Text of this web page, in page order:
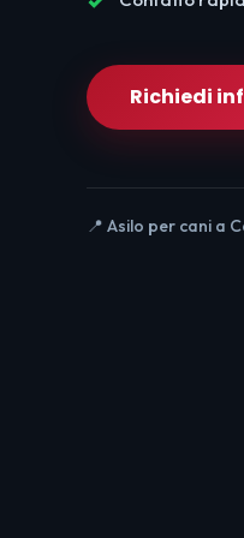
Richiedi
📍 Asilo per cani a